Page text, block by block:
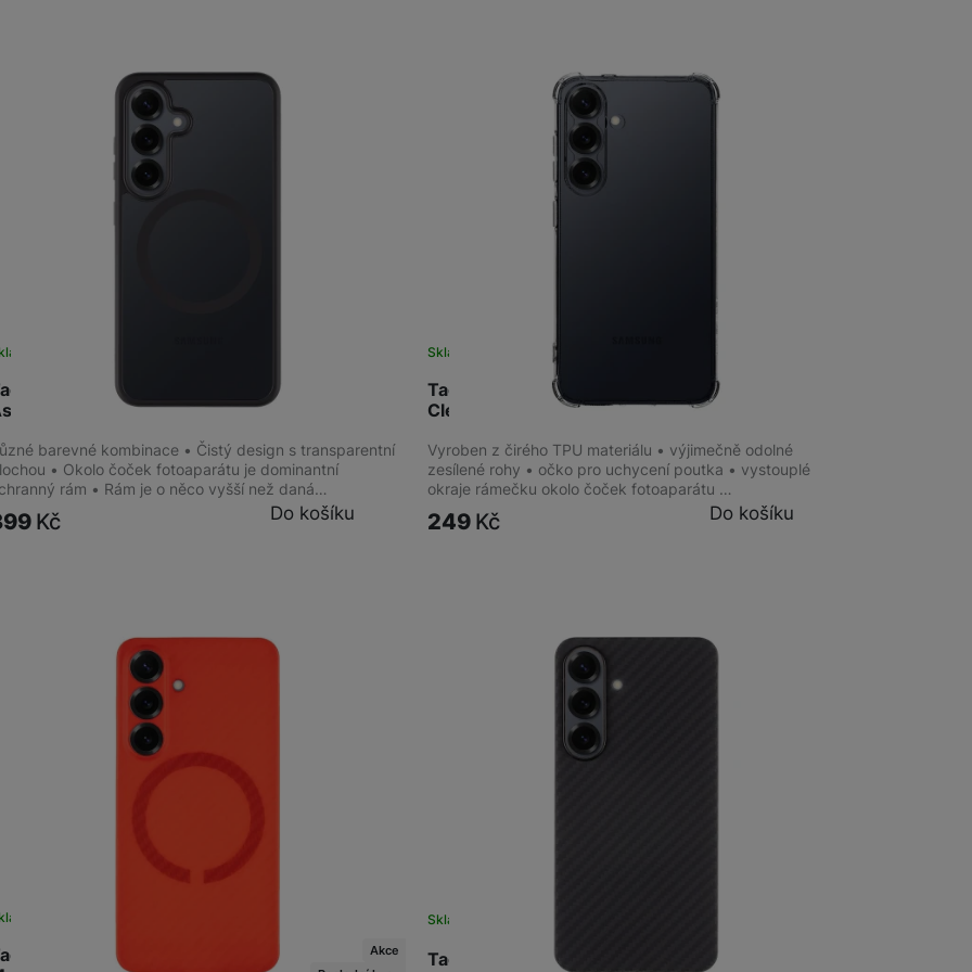
stránkách třetích stran.
MagForce Hyperstealth Galaxy S25,
barevné kombinace • Čistý design s transparentní
• Okolo čoček fotoaparátu je dominantní
rám • Rám je o něco vyšší než daná…
Kč Do košíku
Tactical TPU Plyo kryt Samsung Galaxy S25,
Clear
Skladem na 2 prodejnách
Vyroben z čirého TPU materiálu • výjimečně odolné
zesílené rohy • očko pro uchycení poutka • vystouplé
okraje rámečku okolo čoček fotoaparátu …
249 Kč Do košíku
MagForce Aramid Galaxy S25, Bloody
na prodejně
Akce
Tactical MagForce Aramid Galaxy S25, Black
Skladem